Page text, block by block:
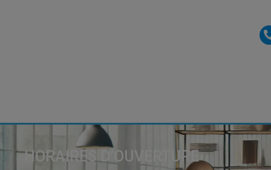
HORAIRES D’OUVERTURE